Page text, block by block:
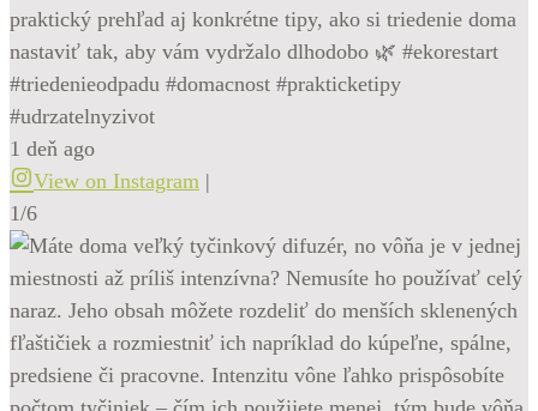
praktický prehľad aj konkrétne tipy, ako si triedenie doma
nastaviť tak, aby vám vydržalo dlhodobo 🌿 #ekorestart
#triedenieodpadu #domacnost #prakticketipy
#udrzatelnyzivot
1 deň ago
View on Instagram |
1/6